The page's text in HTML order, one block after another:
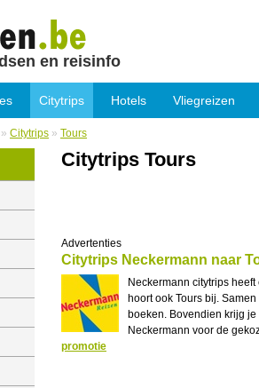
en reisinfo
Citytrips Hotels Vliegreizen
» Citytrips » Tours
Citytrips Tours
Advertenties
Citytrips Neckermann naar
Neckermann citytrips
hoort ook Tours bij.
boeken. Bovendien krijg
Neckermann voor de
promotie